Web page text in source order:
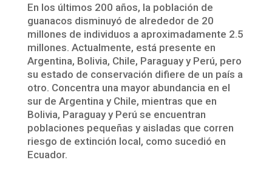
En los últimos 200 años, la población de
guanacos disminuyó de alrededor de 20
millones de individuos a aproximadamente 2.5
millones. Actualmente, está presente en
Argentina, Bolivia, Chile, Paraguay y Perú, pero
su estado de conservación difiere de un país a
otro. Concentra una mayor abundancia en el
sur de Argentina y Chile, mientras que en
Bolivia, Paraguay y Perú se encuentran
poblaciones pequeñas y aisladas que corren
riesgo de extinción local, como sucedió en
Ecuador.